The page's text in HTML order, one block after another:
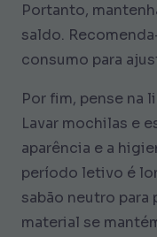
Portanto,
saldo.
consumo para
Por fim, pense na
Lavar mochilas e
aparência e a
período letivo é
sabão neutro para
material se